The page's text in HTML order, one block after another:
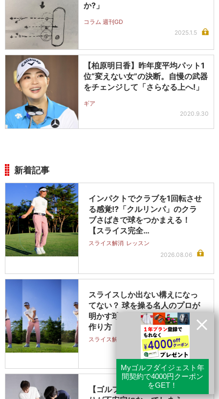
か?」
コラム 週刊GD
2025.1.5
【柏原明日香】昨年度平均パット1
位“変えない女”の決断。自慢の武器
をチェンジして「さらなる上へ!」
ギア
2020.9.30
新着記事
インパクトでクラブを1回転させ
る感覚!?「クルリンパ」のクラ
ブさばきで球をつかまえる！
【スライス完全…
スライス解消 レッスン
2026.08.06
スライスしか出ない構えになっ
てない？ 球を操る名人のプロが
明かす球がつかまるアドレスの
作り方【スライ…
スライス解消
レッスン
2026.08.06
【ゴルフジム】「コースで当た